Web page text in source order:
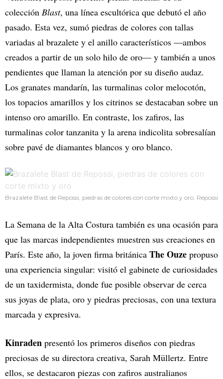
colección Blast, una línea escultórica que debutó el año
pasado. Esta vez, sumó piedras de colores con tallas
variadas al brazalete y el anillo característicos —ambos
creados a partir de un solo hilo de oro— y también a unos
pendientes que llaman la atención por su diseño audaz.
Los granates mandarín, las turmalinas color melocotón,
los topacios amarillos y los citrinos se destacaban sobre un
intenso oro amarillo. En contraste, los zafiros, las
turmalinas color tanzanita y la arena indicolita sobresalían
sobre pavé de diamantes blancos y oro blanco.
Brazalete Blast de Repossi, piedras de colores con corte mixto y oro. Repossi
La Semana de la Alta Costura también es una ocasión para
que las marcas independientes muestren sus creaciones en
París. Este año, la joven firma británica The Ouze propuso
una experiencia singular: visitó el gabinete de curiosidades
de un taxidermista, donde fue posible observar de cerca
sus joyas de plata, oro y piedras preciosas, con una textura
marcada y expresiva.
Kinraden presentó los primeros diseños con piedras
preciosas de su directora creativa, Sarah Müllertz. Entre
ellos, se destacaron piezas con zafiros australianos